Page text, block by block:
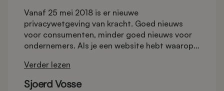
Vanaf 25 mei 2018 is er nieuwe
privacywetgeving van kracht. Goed nieuws
voor consumenten, minder goed nieuws voor
ondernemers. Als je een website hebt waarop
een hoop te doen. In dit artikel zetten we de
belangrijkste punten op een rij.
Verder lezen
Sjoerd Vosse